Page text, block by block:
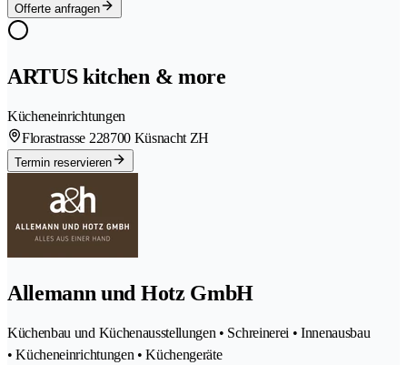
Offerte anfragen
ARTUS kitchen & more
Kücheneinrichtungen
Florastrasse 228700 Küsnacht ZH
Termin reservieren
Allemann und Hotz GmbH
Küchenbau und Küchenausstellungen • Schreinerei • Innenausbau
• Kücheneinrichtungen • Küchengeräte